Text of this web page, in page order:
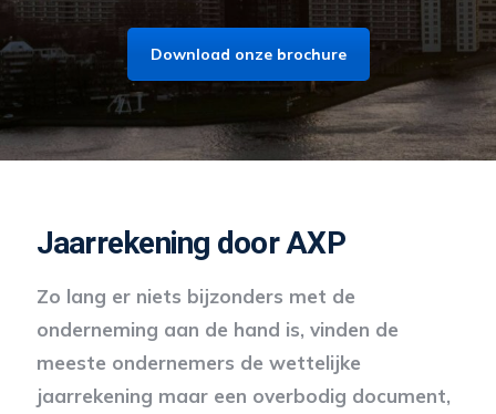
Download onze brochure
Jaarrekening door AXP
Zo lang er niets bijzonders met de
onderneming aan de hand is, vinden de
meeste ondernemers de wettelijke
jaarrekening maar een overbodig document,